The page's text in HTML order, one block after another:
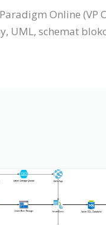
Online (VP
UML, schemat